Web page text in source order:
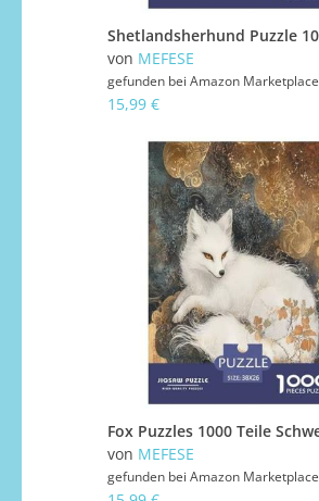
von MEFESE
gefunden bei Amazon Marketplace
15,99 €
von MEFESE
gefunden bei Amazon Marketplace